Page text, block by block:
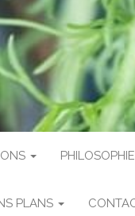
PHILOSOPHIE
PLANS